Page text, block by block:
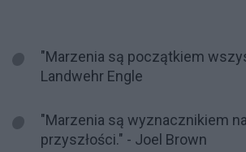
"Marzenia są początkiem
Landwehr Engle
"Marzenia są wyznacznikiem
przyszłości." - Joel Brown